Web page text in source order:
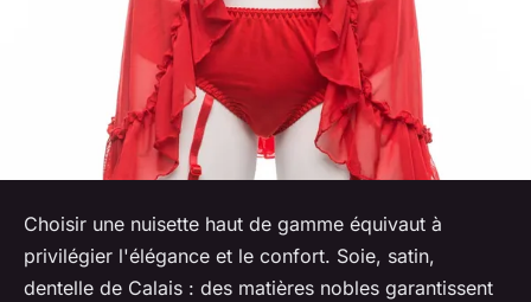
Choisir une nuisette haut de gamme équivaut à
privilégier l'élégance et le confort. Soie, satin,
dentelle de Calais : des matières nobles garantissent